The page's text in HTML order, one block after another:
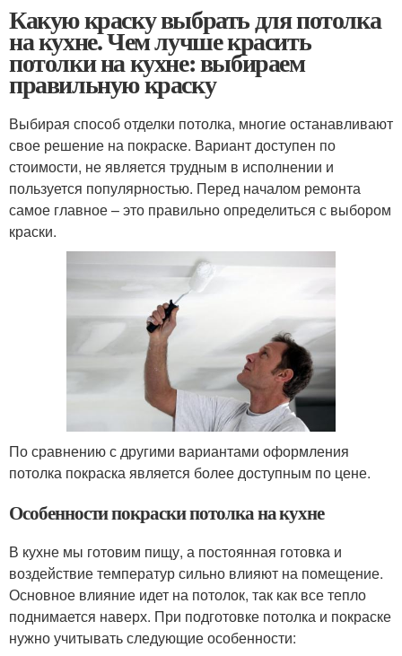
Какую краску выбрать для потолка
на кухне. Чем лучше красить
потолки на кухне: выбираем
правильную краску
Выбирая способ отделки потолка, многие останавливают
свое решение на покраске. Вариант доступен по
стоимости, не является трудным в исполнении и
пользуется популярностью. Перед началом ремонта
самое главное – это правильно определиться с выбором
краски.
По сравнению с другими вариантами оформления
потолка покраска является более доступным по цене.
Особенности покраски потолка на кухне
В кухне мы готовим пищу, а постоянная готовка и
воздействие температур сильно влияют на помещение.
Основное влияние идет на потолок, так как все тепло
поднимается наверх. При подготовке потолка и покраске
нужно учитывать следующие особенности: